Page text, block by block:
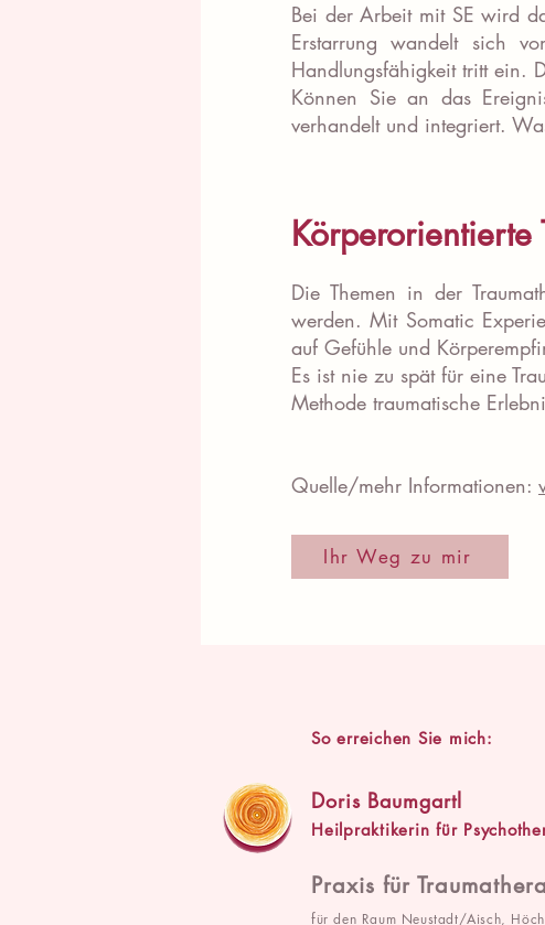
Bei der Arbeit mit SE wird
Erstarrung wandelt sich
Handlungsfähigkeit tritt ein.
Können Sie an das
verhandelt und integriert.
Körperorientierte
Die Themen in der
werden. Mit Somatic
auf Gefühle und
Es ist nie zu spät für eine
Methode traumatische
Quelle/mehr Informationen:
Ihr Weg zu mir
So erreichen Sie mich:
Doris Baumgartl
Heilpraktikerin für
Praxis für
für den Raum Neustadt/Aisch,